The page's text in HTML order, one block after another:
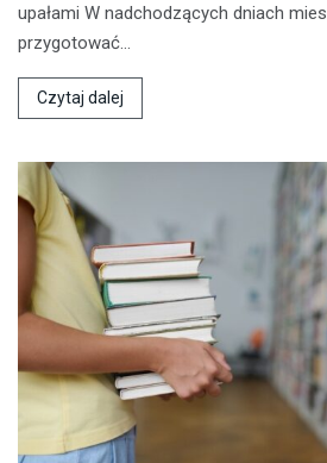
upałami W nadchodzących dniach
przygotować…
Czytaj dalej